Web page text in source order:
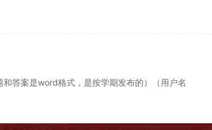
答案是word格式，是按学期发布的）（用户名